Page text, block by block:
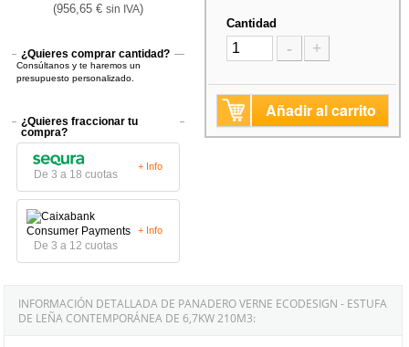
(956,65 €sin IVA)
¿Quieres comprar cantidad?
Consúltanos y te haremos un
presupuesto personalizado.
¿Quieres fraccionar tu
compra?
De 3 a 18 cuotas
+ Info
De 3 a 12 cuotas
+ Info
Cantidad
- +
Añadir al carrito
INFORMACIÓN DETALLADA DE PANADERO VERNE ECODESIGN - ESTUFA
DE LEÑA CONTEMPORÁNEA DE 6,7KW 210M3: